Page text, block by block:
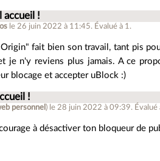
accueil !
le 26 juin 2022 à 11:45. Évalué à 1.
fait bien son travail, tant pis
je n'y reviens plus jamais. A ce
blocage et accepter uBlock :)
!
personnel ) le 28 juin 2022 à 09:39. Évalué
à désactiver ton bloqueur de